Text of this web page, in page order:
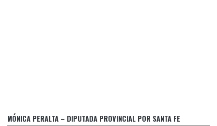
MÓNICA PERALTA – DIPUTADA PROVINCIAL POR SANTA FE
Evaluación de la Justicia Penal